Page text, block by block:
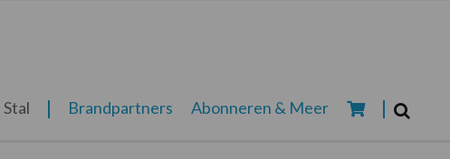
Stal Brandpartners Abonneren & Meer